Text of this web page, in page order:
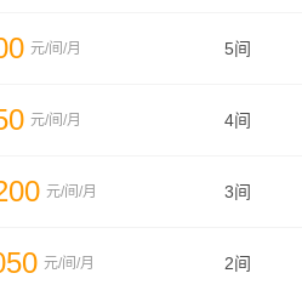
元/间/月 5间
元/间/月 4间
元/间/月 3间
元/间/月 2间